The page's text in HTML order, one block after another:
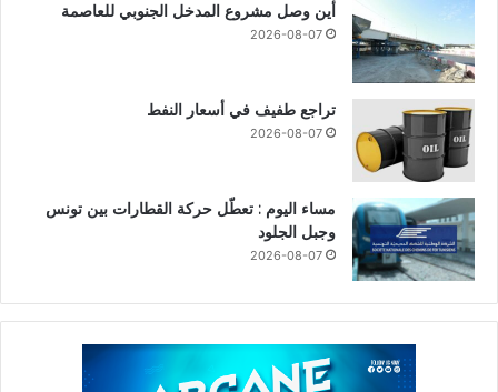
أين وصل مشروع المدخل الجنوبي للعاصمة
2026-08-07
تراجع طفيف في أسعار النفط
2026-08-07
مساء اليوم : تعطّل حركة القطارات بين تونس
وجبل الجلود
2026-08-07